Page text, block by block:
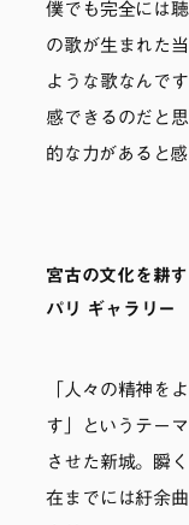
僕でも完全には
の歌が生まれた
ような歌なんで
感できるのだと
的な力があると感
宮古の文化を耕す
パリ ギャラリー
「人々の精神を
す」というテー
させた新城。瞬
在までには紆余